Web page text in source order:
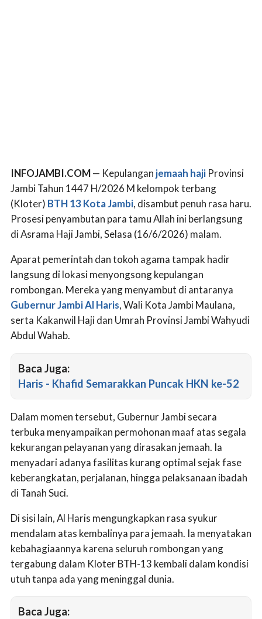
INFOJAMBI.COM— Kepulangan jemaah haji Provinsi
Jambi Tahun 1447 H/2026 M kelompok terbang
(Kloter) BTH 13 Kota Jambi, disambut penuh rasa haru.
Prosesi penyambutan para tamu Allah ini berlangsung
di Asrama Haji Jambi, Selasa (16/6/2026) malam.
Aparat pemerintah dan tokoh agama tampak hadir
langsung di lokasi menyongsong kepulangan
rombongan. Mereka yang menyambut di antaranya
Gubernur JambiAl Haris, Wali Kota Jambi Maulana,
serta Kakanwil Haji dan Umrah Provinsi Jambi Wahyudi
Abdul Wahab.
Baca Juga:
Haris - Khafid Semarakkan Puncak HKN ke-52
Dalam momen tersebut, Gubernur Jambi secara
terbuka menyampaikan permohonan maaf atas segala
kekurangan pelayanan yang dirasakan jemaah. Ia
menyadari adanya fasilitas kurang optimal sejak fase
keberangkatan, perjalanan, hingga pelaksanaan ibadah
di Tanah Suci.
Di sisi lain, Al Haris mengungkapkan rasa syukur
mendalam atas kembalinya para jemaah. Ia menyatakan
kebahagiaannya karena seluruh rombongan yang
tergabung dalam Kloter BTH-13 kembali dalam kondisi
utuh tanpa ada yang meninggal dunia.
Baca Juga: